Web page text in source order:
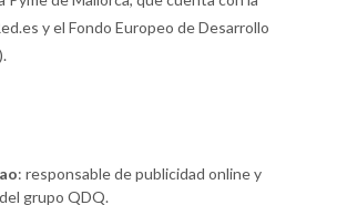
y el Fondo Europeo de Desarrollo
: responsable de publicidad online y
grupo QDQ.